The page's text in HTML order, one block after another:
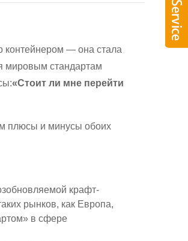
контейнером — она стала
мировым стандартам
«Стоит ли мне перейти
плюсы и минусы обоих
крафт-
рынков, как Европа,
в сфере